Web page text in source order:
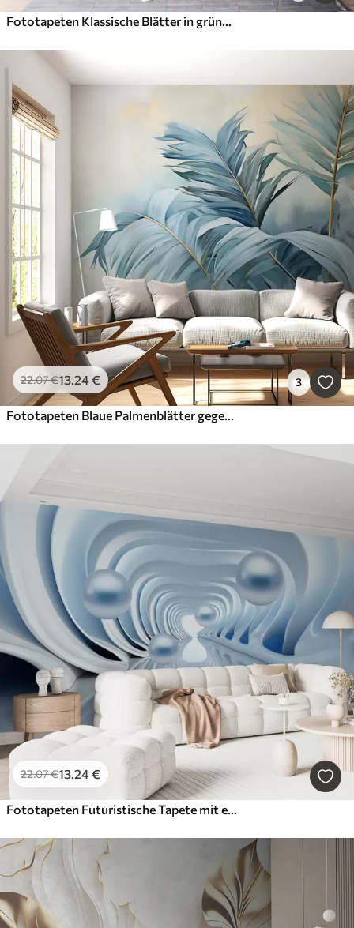
Fototapeten Klassische Blätter in grünen Farben in quadratischer Form
22.07€13.24€ 3
Fototapeten Blaue Palmenblätter gegen Nebel
22.07€13.24€
Fototapeten Futuristische Tapete mit einem Panorama des Tunnels in Perspektive und fliegenden Perlen